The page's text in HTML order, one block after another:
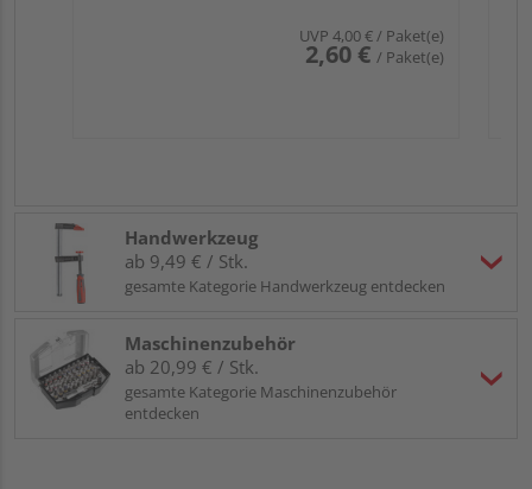
UVP 4,00 €/ Paket(e)
2,60 € / Paket(e)
Handwerkzeug
ab 9,49 € / Stk.
gesamte Kategorie Handwerkzeug entdecken
Maschinenzubehör
ab 20,99 € / Stk.
gesamte Kategorie Maschinenzubehör
entdecken